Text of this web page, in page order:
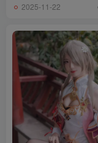
2025-11-22